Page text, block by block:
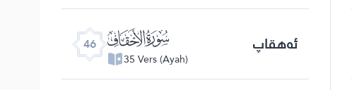
46 ﯛ
35 Vers (Ayah)
ئەھقاپ